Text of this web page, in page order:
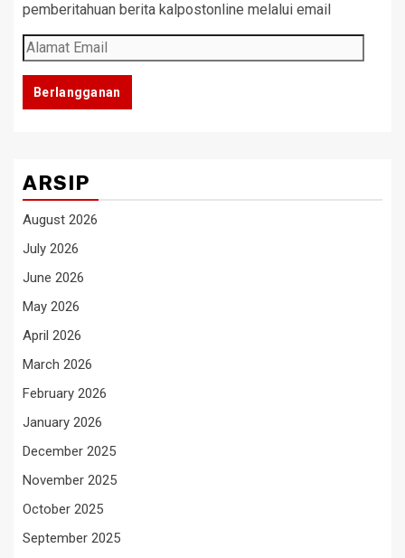
pemberitahuan berita kalpostonline melalui email
Alamat
Email
Berlangganan
ARSIP
August 2026
July 2026
June 2026
May 2026
April 2026
March 2026
February 2026
January 2026
December 2025
November 2025
October 2025
September 2025